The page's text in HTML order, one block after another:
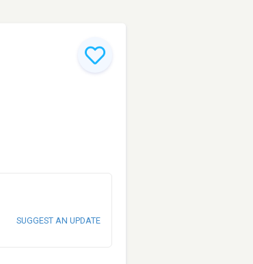
SUGGEST AN UPDATE